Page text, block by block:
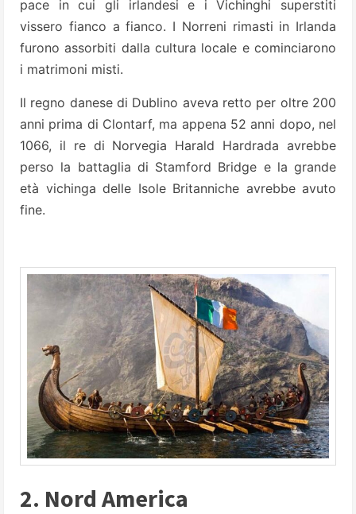
pace in cui gli irlandesi e i Vichinghi superstiti
vissero fianco a fianco. I Norreni rimasti in Irlanda
furono assorbiti dalla cultura locale e cominciarono
i matrimoni misti.
Il regno danese di Dublino aveva retto per oltre 200
anni prima di Clontarf, ma appena 52 anni dopo, nel
1066, il re di Norvegia Harald Hardrada avrebbe
perso la battaglia di Stamford Bridge e la grande
età vichinga delle Isole Britanniche avrebbe avuto
fine.
2. Nord America